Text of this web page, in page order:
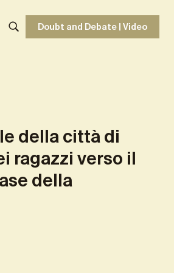
Doubt and Debate | Video
della città di
ragazzi verso il
della